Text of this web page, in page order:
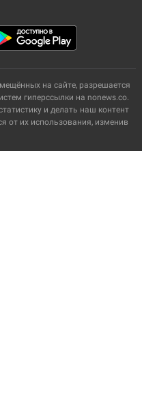
на сайте, разрешается
гиперссылки на nonews.co.
и делать наш контент
от их использования, изменив